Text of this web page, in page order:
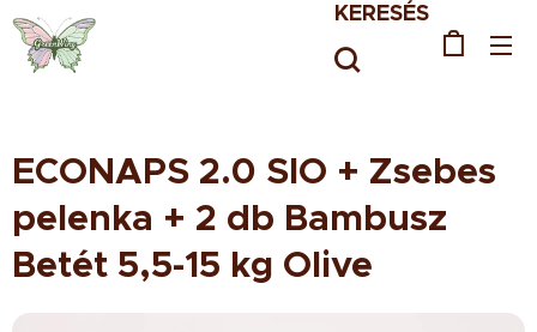
KERESÉS
ECONAPS 2.0 SIO + Zsebes
pelenka + 2 db Bambusz
Betét 5,5-15 kg Olive